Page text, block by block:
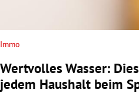
Untermenü
Untermenü
Immo
Wertvolles Wasser:
jedem Haushalt beim